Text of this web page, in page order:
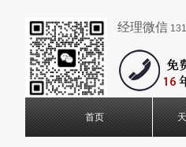
经理微信
首页